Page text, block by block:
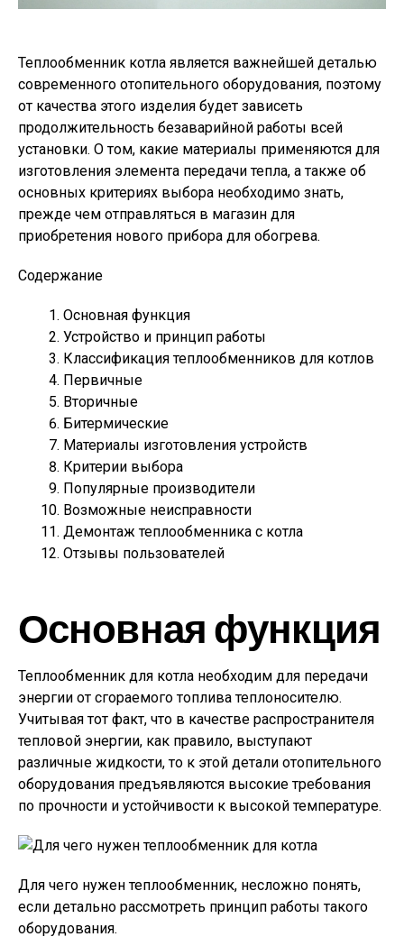
Теплообменник котла является важнейшей деталью
современного отопительного оборудования, поэтому
от качества этого изделия будет зависеть
продолжительность безаварийной работы всей
установки. О том, какие материалы применяются для
изготовления элемента передачи тепла, а также об
основных критериях выбора необходимо знать,
прежде чем отправляться в магазин для
приобретения нового прибора для обогрева.
Содержание
Основная функция
Устройство и принцип работы
Классификация теплообменников для котлов
Первичные
Вторичные
Битермические
Материалы изготовления устройств
Критерии выбора
Популярные производители
Возможные неисправности
Демонтаж теплообменника с котла
Отзывы пользователей
Основная функция
Теплообменник для котла необходим для передачи
энергии от сгораемого топлива теплоносителю.
Учитывая тот факт, что в качестве распространителя
тепловой энергии, как правило, выступают
различные жидкости, то к этой детали отопительного
оборудования предъявляются высокие требования
по прочности и устойчивости к высокой температуре.
Для чего нужен теплообменник, несложно понять,
если детально рассмотреть принцип работы такого
оборудования.